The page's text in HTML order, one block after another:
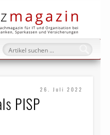
26. Juli 2022
PISP